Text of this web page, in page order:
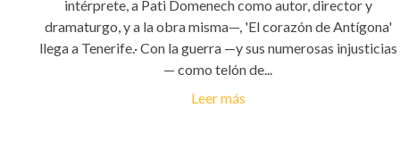
intérprete, a Pati Domenech como autor, director y
dramaturgo, y a la obra misma—, 'El corazón de Antígona'
llega a Tenerife.· Con la guerra —y sus numerosas injusticias
— como telón de...
Leer más